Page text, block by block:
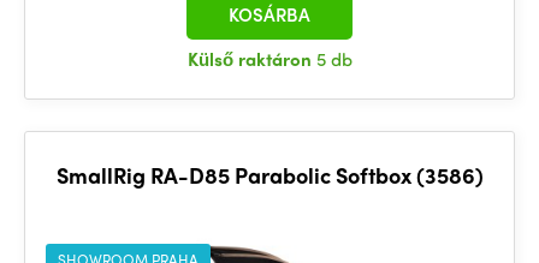
Külső raktáron 5 db
KOSÁRBA
SmallRig RA-D85 Parabolic Softbox (3586)